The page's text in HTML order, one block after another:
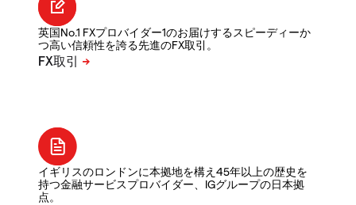
英国No.1 FXプロバイダー1のお届けするスピーディーか
つ高い信頼性を誇る先進のFX取引。
イギリスのロンドンに本拠地を構え45年以上の歴史を
持つ金融サービスプロバイダー、IGグループの日本拠
点。